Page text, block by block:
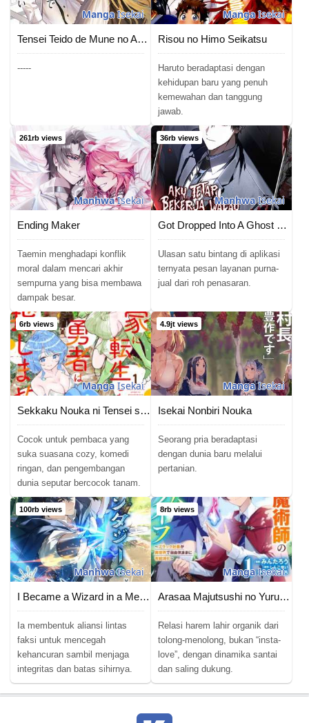
MangaIsekai
Tensei Teido de Mune no Ana wa Umaranai
-----
MangaIsekai
Risou no Himo Seikatsu
Haruto beradaptasi dengan
kehidupan baru yang penuh
kemewahan dan tanggung
jawab.
261rb views
ManhwaIsekai
Ending Maker
Taemin menghadapi konflik
moral dalam mencari akhir
sempurna yang bisa membawa
dampak besar.
36rb views
ManhwaIsekai
Got Dropped Into A Ghost Story, Still Gotta Work
Ulasan satu bintang di aplikasi
ternyata pesan layanan purna-
jual dari roh penasaran.
6rb views
Manga Isekai
Sekkaku Nouka ni Tensei shitanode Yuusha wa Mezashimasen
Cocok untuk pembaca yang
suka suasana cozy, komedi
ringan, dan pengembangan
dunia seputar bercocok tanam.
4.9jt views
MangaIsekai
Isekai Nonbiri Nouka
Seorang pria beradaptasi
dengan dunia baru melalui
pertanian.
100rb views
ManhwaIsekai
I Became a Wizard in a Medieval Fantasy World
Ia membentuk aliansi lintas
faksi untuk mencegah
kehancuran sambil menjaga
integritas dan batas sihirnya.
8rb views
MangaIsekai
Arasaa Majutsushi no Yuru ii Harem Life ~Black Shachiku ga Isekai de Jiyuu Kimama ni Yuukyuu Shouka~
Relasi harem lahir organik dari
tolong-menolong, bukan “insta-
love”, dengan dinamika santai
dan saling dukung.